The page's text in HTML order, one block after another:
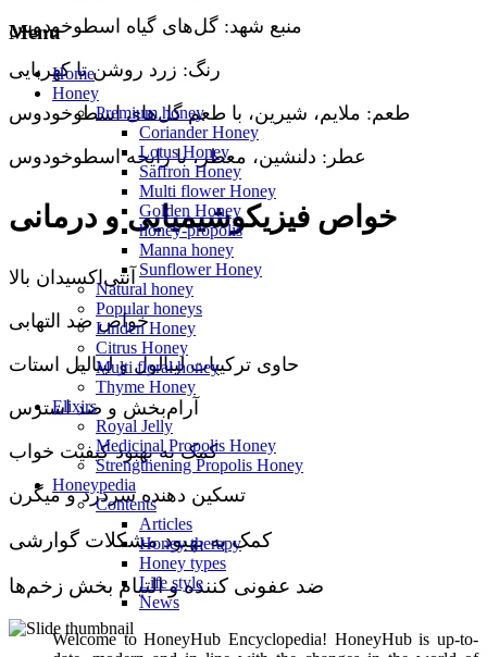
منبع شهد: گل‌های گیاه اسطوخودوس
رنگ: زرد روشن تا کهربایی
طعم: ملایم، شیرین، با طعم گل‌های اسطوخودوس
عطر: دلنشین، معطر، با رایحه اسطوخودوس
خواص فیزیکوشیمیایی و درمانی
آنتی‌اکسیدان بالا
خواص ضد التهابی
حاوی ترکیبات لینالول و لینالیل استات
آرام‌بخش و ضد استرس
کمک به بهبود کیفیت خواب
تسکین دهنده سردرد و میگرن
کمک به بهبود مشکلات گوارشی
ضد عفونی کننده و التیام بخش زخم‌ها
Menu
Home
Honey
Premium honey
Coriander Honey
Lotus Honey
Saffron Honey
Multi flower Honey
Golden Honey
honey-propolis
Manna honey
Sunflower Honey
Natural honey
Popular honeys
Linden Honey
Citrus Honey
Multi floral honey
Thyme Honey
Elixirs
Royal Jelly
Medicinal Propolis Honey
Strengthening Propolis Honey
Honeypedia
Contents
Articles
Honey therapy
Honey types
Life style
News
Welcome to HoneyHub Encyclopedia! HoneyHub is up-to-